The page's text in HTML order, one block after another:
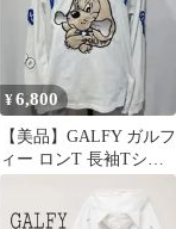
¥6,800
【美品】GALFY ガルフ
ィー ロンT 長袖Tシャ